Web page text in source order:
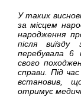
У таких
за місцем
народження
після
перебувала 6
свого
справи. Під
встановив,
отримує